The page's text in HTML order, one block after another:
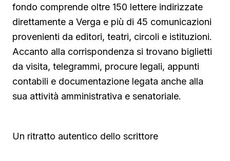
fondo comprende oltre 150 lettere indirizzate
direttamente a Verga e più di 45 comunicazioni
provenienti da editori, teatri, circoli e istituzioni.
Accanto alla corrispondenza si trovano biglietti
da visita, telegrammi, procure legali, appunti
contabili e documentazione legata anche alla
sua attività amministrativa e senatoriale.
Un ritratto autentico dello scrittore